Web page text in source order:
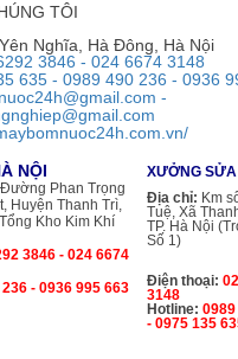
TÔI
Nghĩa, Hà Đông, Hà Nội
3846 - 024 6674 3148
635 - 0989 490 236 - 0936
-
NỘI
Phan Trọng
Huyện Thanh Trì,
Kho Kim Khí
3846 - 024 6674
- 0936 995 663
XƯỞNG
Địa chỉ: Km
Tuệ, Xã
TP. Hà Nội
Số 1)
Điện thoại:
3148
Hotline: 0989
- 0975 135